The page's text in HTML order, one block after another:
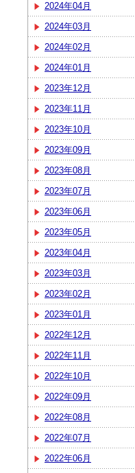
2024年04月
2024年03月
2024年02月
2024年01月
2023年12月
2023年11月
2023年10月
2023年09月
2023年08月
2023年07月
2023年06月
2023年05月
2023年04月
2023年03月
2023年02月
2023年01月
2022年12月
2022年11月
2022年10月
2022年09月
2022年08月
2022年07月
2022年06月